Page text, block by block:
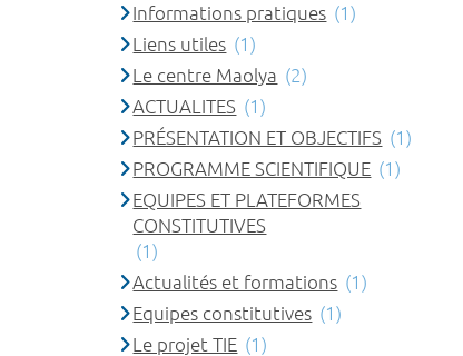
Informations pratiques (1)
Liens utiles (1)
Le centre Maolya (2)
ACTUALITES (1)
PRÉSENTATION ET OBJECTIFS (1)
PROGRAMME SCIENTIFIQUE (1)
EQUIPES ET PLATEFORMES
CONSTITUTIVES
(1)
Actualités et formations (1)
Equipes constitutives (1)
Le projet TIE (1)